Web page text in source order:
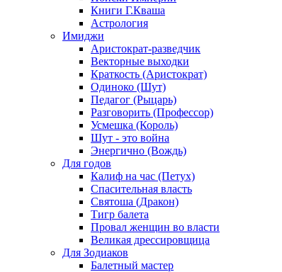
Книги Г.Кваша
Астрология
Имиджи
Аристократ-разведчик
Векторные выходки
Краткость (Аристократ)
Одиноко (Шут)
Педагог (Рыцарь)
Разговорить (Профессор)
Усмешка (Король)
Шут - это война
Энергично (Вождь)
Для годов
Калиф на час (Петух)
Спасительная власть
Святоша (Дракон)
Тигр балета
Провал женщин во власти
Великая дрессировщица
Для Зодиаков
Балетный мастер